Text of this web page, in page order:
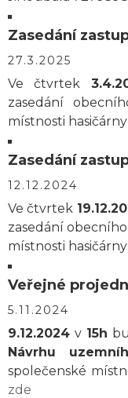
Zasedání
27.3.2025
Ve čtvrtek
zasedání
místnosti
Zasedání
12.12.2024
Ve čtvrtek
zasedání
místnosti
Veřejné
5.11.2024
9.12.2024 v 15h
Návrhu
společenské
zde